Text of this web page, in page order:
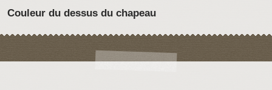
Couleur du dessus du chapeau